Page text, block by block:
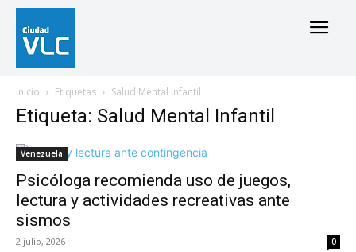
Inicio Etiquetas Salud Mental Infantil
Etiqueta: Salud Mental Infantil
Venezuela
Psicóloga recomienda uso de juegos,
lectura y actividades recreativas ante
sismos
2 julio, 2026 0